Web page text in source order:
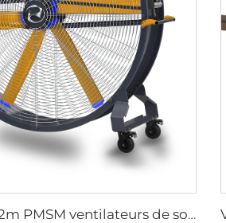
grande taille 2m PMSM ventilateurs de sol mobiles pour zone sportive